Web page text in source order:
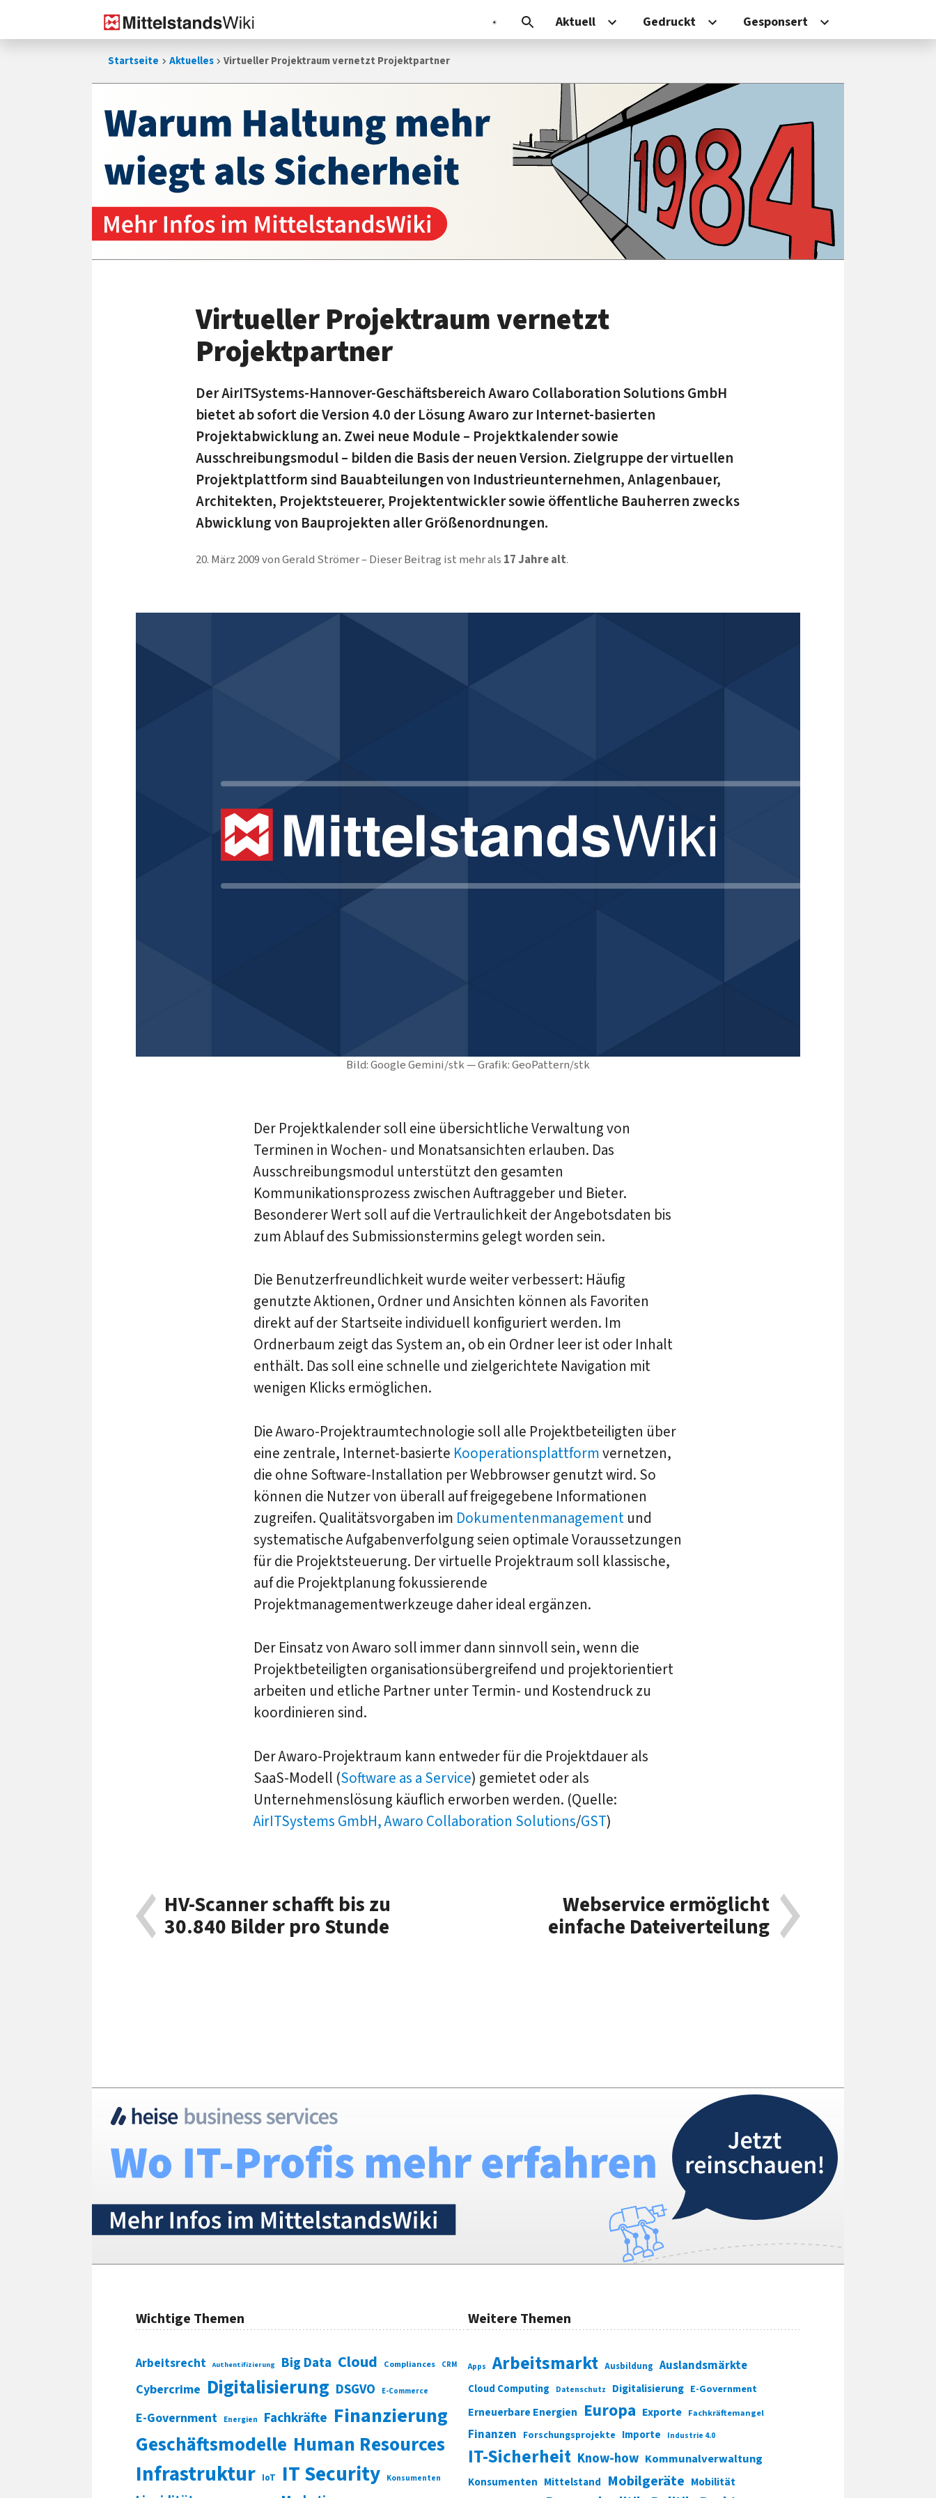
Aktuell Gedruckt Gesponsert
Startseite Aktuelles Virtueller Projektraum vernetzt Projektpartner
Bild: Google Gemini/stk — Grafik: GeoPattern/stk
Virtueller Projektraum vernetzt
Projektpartner
Der AirITSystems-Hannover-Geschäftsbereich Awaro Collaboration Solutions GmbH
bietet ab sofort die Version 4.0 der Lösung Awaro zur Internet-basierten
Projektabwicklung an. Zwei neue Module – Projektkalender sowie
Ausschreibungsmodul – bilden die Basis der neuen Version. Zielgruppe der virtuellen
Projektplattform sind Bauabteilungen von Industrieunternehmen, Anlagenbauer,
Architekten, Projektsteuerer, Projektentwickler sowie öffentliche Bauherren zwecks
Abwicklung von Bauprojekten aller Größenordnungen.
20. März 2009vonGerald Strömer Dieser Beitrag ist mehr als 17 Jahre alt.
Der Projektkalender soll eine übersichtliche Verwaltung von
Terminen in Wochen- und Monatsansichten erlauben. Das
Ausschreibungsmodul unterstützt den gesamten
Kommunikationsprozess zwischen Auftraggeber und Bieter.
Besonderer Wert soll auf die Vertraulichkeit der Angebotsdaten bis
zum Ablauf des Submissionstermins gelegt worden sein.
Die Benutzerfreundlichkeit wurde weiter verbessert: Häufig
genutzte Aktionen, Ordner und Ansichten können als Favoriten
direkt auf der Startseite individuell konfiguriert werden. Im
Ordnerbaum zeigt das System an, ob ein Ordner leer ist oder Inhalt
enthält. Das soll eine schnelle und zielgerichtete Navigation mit
wenigen Klicks ermöglichen.
Die Awaro-Projektraumtechnologie soll alle Projektbeteiligten über
eine zentrale, Internet-basierte Kooperationsplattformvernetzen,
die ohne Software-Installation per Webbrowser genutzt wird. So
können die Nutzer von überall auf freigegebene Informationen
zugreifen. Qualitätsvorgaben im Dokumentenmanagement und
systematische Aufgabenverfolgung seien optimale Voraussetzungen
für die Projektsteuerung. Der virtuelle Projektraum soll klassische,
auf die Projektplanung fokussierende
Projektmanagementwerkzeuge daher ideal ergänzen.
Der Einsatz von Awaro soll immer dann sinnvoll sein, wenn die
Projektbeteiligten organisationsübergreifend und projektorientiert
arbeiten und etliche Partner unter Termin- und Kostendruck zu
koordinieren sind.
Der Awaro-Projektraum kann entweder für die Projektdauer als
SaaS-Modell (Software as a Service) gemietet oder als
Unternehmenslösung käuflich erworben werden. (Quelle:
AirITSystems GmbH, Awaro Collaboration Solutions/GST)
HV-Scanner schafft bis zu
30.840 Bilder pro Stunde
Webservice ermöglicht
einfache Dateiverteilung
Wichtige Themen
Arbeitsrecht Authentifizierung Big Data Cloud Compliances CRM
Cybercrime Digitalisierung DSGVO E-Commerce
E-Government Energien Fachkräfte Finanzierung
Geschäftsmodelle Human Resources
Infrastruktur IoT IT Security Konsumenten
Weitere Themen
Apps Arbeitsmarkt Ausbildung Auslandsmärkte
Cloud Computing Datenschutz Digitalisierung E-Government
Erneuerbare Energien Europa Exporte Fachkräftemangel
Finanzen Forschungsprojekte Importe Industrie 4.0
IT-Sicherheit Know-how Kommunalverwaltung
Konsumenten Mittelstand Mobilgeräte Mobilität